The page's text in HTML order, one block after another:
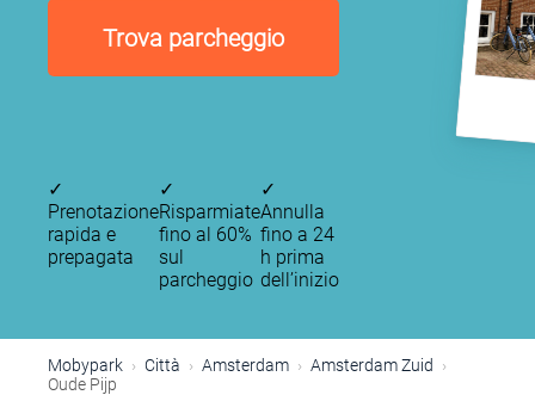
Trova parcheggio
✓
Prenotazione
rapida e
prepagata
✓
Risparmiate
fino al 60%
sul
parcheggio
✓
Annulla
fino a 24
h prima
dell’inizio
Mobypark Città Amsterdam
Amsterdam Zuid
Oude Pijp
P
P
P
P P